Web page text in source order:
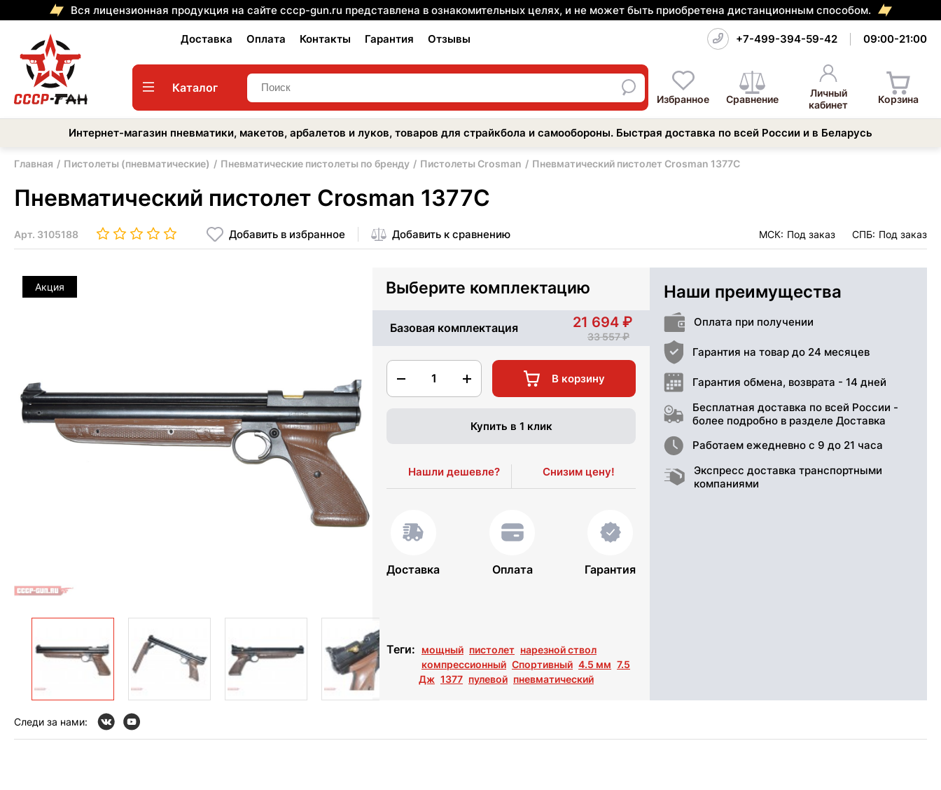
Вся лицензионная продукция на сайте cccp-gun.ru представлена в ознакомительных целях, и не может быть приобретена дистанционным способом.
Доставка Оплата Контакты Гарантия Отзывы +7-499-394-59-42 09:00-21:00
Каталог
Избранное Сравнение
Личный
кабинет
Корзина
Интернет-магазин пневматики, макетов, арбалетов и луков, товаров для страйкбола и самообороны. Быстрая доставка по всей России и в Беларусь
Главная Пистолеты (пневматические) Пневматические пистолеты по бренду Пистолеты Crosman Пневматический пистолет Crosman 1377C
Пневматический пистолет Crosman 1377C
Арт. 3105188 Добавить в избранное Добавить к сравнению МСК: Под заказ СПБ: Под заказ
Акция Выберите комплектацию
Базовая комплектация 21 694
33 557
1 В корзину
Купить в 1 клик
Нашли дешевле? Снизим цену!
Доставка Оплата Гарантия
Теги: мощный пистолет нарезной ствол
компрессионный Спортивный 4.5 мм 7.5
Дж 1377 пулевой пневматический
Наши преимущества
Оплата при получении
Гарантия на товар до 24 месяцев
Гарантия обмена, возврата - 14 дней
Бесплатная доставка по всей России -
более подробно в разделе Доставка
Работаем ежедневно с 9 до 21 часа
Экспресс доставка транспортными
компаниями
Следи за нами: